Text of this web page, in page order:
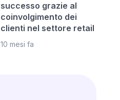
successo grazie al
coinvolgimento dei
clienti nel settore retail
10 mesi fa